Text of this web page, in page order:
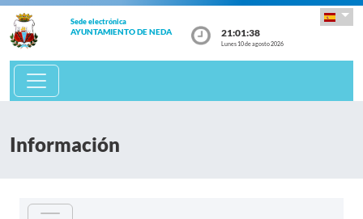
Sede electrónica
AYUNTAMIENTO DE NEDA 21:01:38
Lunes 10 de agosto 2026
Información